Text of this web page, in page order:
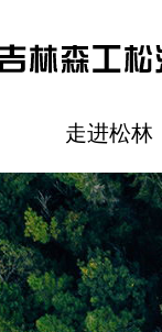
走进松林